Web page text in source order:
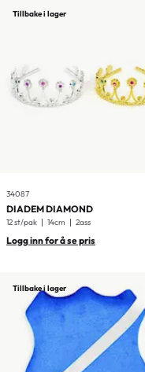
Tillbake i lager
34087
DIADEM DIAMOND
12 st/pak 14cm 2ass
Logg inn for å se pris
Tillbake i lager